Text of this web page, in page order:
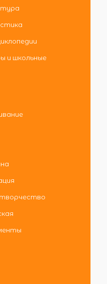
и школьные